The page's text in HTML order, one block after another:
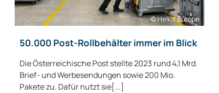
© Heliot Europe
50.000 Post-Rollbehälter immer im Blick
Die Österreichische Post stellte 2023 rund 4,1 Mrd.
Brief- und Werbesendungen sowie 200 Mio.
Pakete zu. Dafür nutzt sie[...]